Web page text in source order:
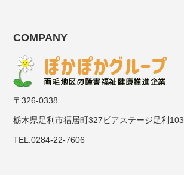
COMPANY
〒326-0338
栃木県足利市福居町327ピアステージ足利103
TEL:0284-22-7606